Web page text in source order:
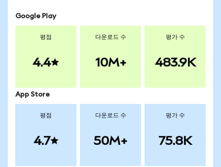
Google Play
평점
4.4
다운로드 수
10M+
평가 수
483.9K
App Store
평점
4.7
다운로드 수
50M+
평가 수
75.8K